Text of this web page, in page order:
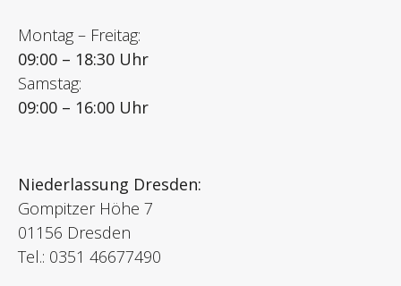
Montag – Freitag:
09:00 – 18:30 Uhr
Samstag:
09:00 – 16:00 Uhr
Niederlassung Dresden:
Gompitzer Höhe 7
01156 Dresden
Tel.: 0351 46677490